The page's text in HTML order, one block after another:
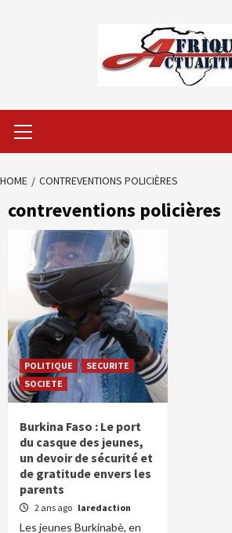
Menu
HOME CONTREVENTIONS POLICIÈRES
contreventions policières
POLITIQUE
SECURITE
SOCIETE
Burkina Faso : Le port
du casque des jeunes,
un devoir de sécurité et
de gratitude envers les
parents
2 ans ago laredaction
Les jeunes Burkinabè, en